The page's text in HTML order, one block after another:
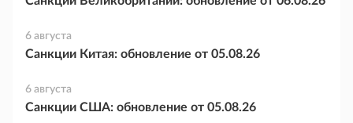
6 августа
Санкции Китая: обновление от 05.08.26
6 августа
Санкции США: обновление от 05.08.26